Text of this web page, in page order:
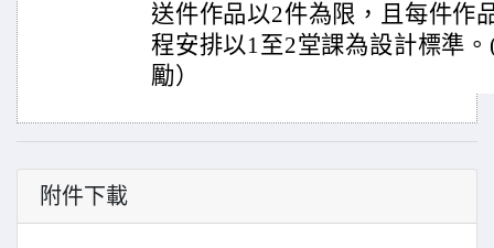
送件作品以2件為限，且每件作
程安排以1至2堂課為設計標準
勵）
附件下載